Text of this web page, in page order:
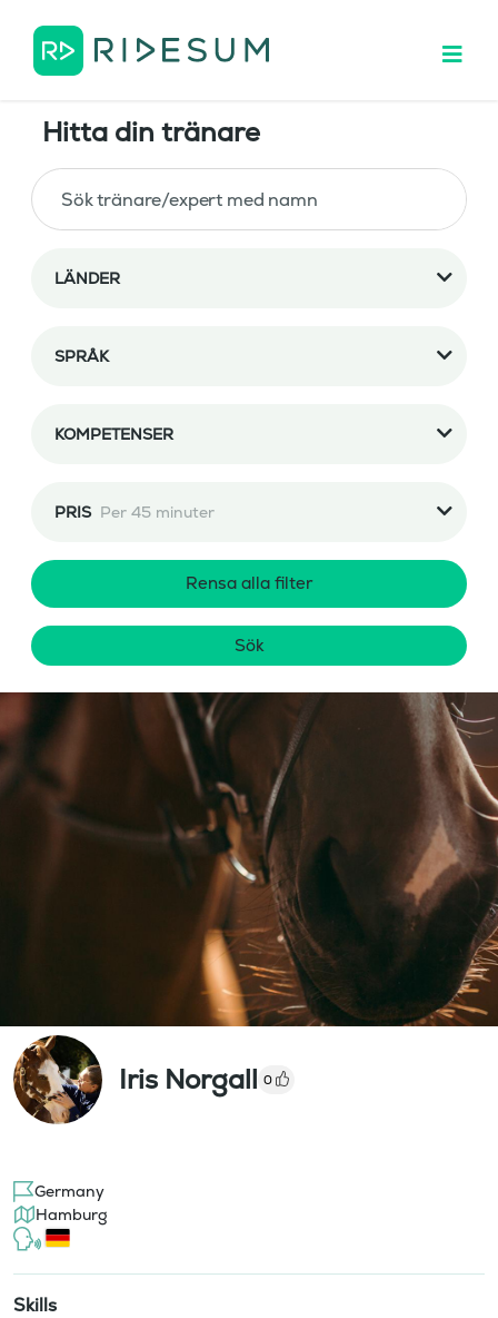
Hitta din tränare
LÄNDER
SPRÅK
KOMPETENSER
PRIS Per 45 minuter
Rensa alla filter
Sök
Iris Norgall 0
Germany
Hamburg
Skills